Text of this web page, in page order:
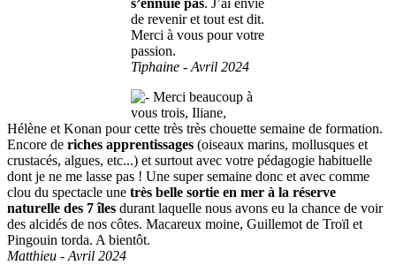
s’ennuie pas. J’ai envie
de revenir et tout est dit.
Merci à vous pour votre
passion.
Tiphaine - Avril 2024
Merci beaucoup à
vous trois, Iliane,
Hélène et Konan pour cette très très chouette semaine de formation.
Encore de riches apprentissages (oiseaux marins, mollusques et
crustacés, algues, etc...) et surtout avec votre pédagogie habituelle
dont je ne me lasse pas ! Une super semaine donc et avec comme
clou du spectacle une très belle sortie en mer à la réserve
naturelle des 7 îles durant laquelle nous avons eu la chance de voir
des alcidés de nos côtes. Macareux moine, Guillemot de Troïl et
Pingouin torda. A bientôt.
Matthieu - Avril 2024